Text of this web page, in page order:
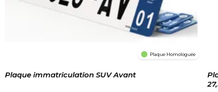
Plaque Homologuée
Plaque immatriculation SUV Avant